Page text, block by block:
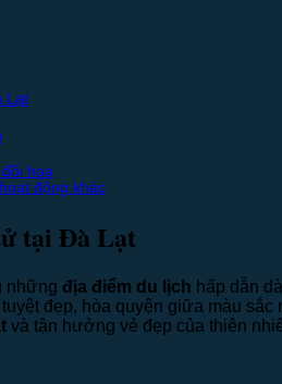
Lạt
hoa
động khác
tại Đà Lạt
những địa điểm du lịch hấp dẫn
đẹp, hòa quyện giữa màu
và tận hưởng vẻ đẹp của thiên